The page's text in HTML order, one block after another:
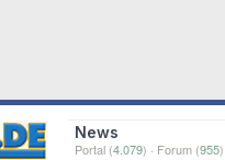
News
Portal (4.079) · Forum (955)